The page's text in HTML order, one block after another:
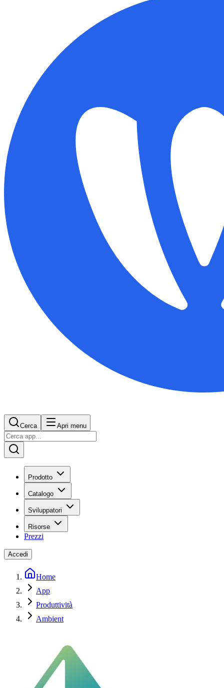
Cerca Apri menu
Prodotto
Catalogo
Sviluppatori
Risorse
Prezzi
Accedi
Home
App
Produttività
Ambient